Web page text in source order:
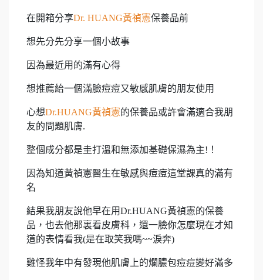
在開箱分享Dr. HUANG黃禎憲保養品前
想先分先分享一個小故事
因為最近用的滿有心得
想推薦紿一個滿臉痘痘又敏感肌膚的朋友使用
心想Dr.HUANG黃禎憲的保養品或許會滿適合我朋
友的問題肌膚.
整個成分都是圭打溫和無添加基礎保濕為主!！
因為知道黃禎憲醫生在敏感與痘痘這堂課真的滿有
名
結果我朋友說他早在用Dr.HUANG黃禎憲的保養
品，也去他那裏看皮膚科，還一臉你怎麼現在才知
道的表情看我(是在取笑我嗎~~淚奔)
雞怪我年中有發現他肌膚上的爛膿包痘痘變好滿多